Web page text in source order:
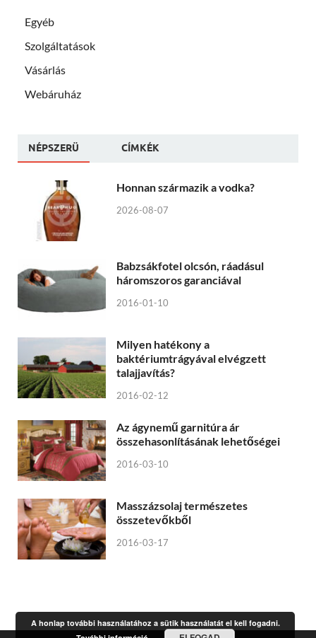
Egyéb
Szolgáltatások
Vásárlás
Webáruház
NÉPSZERÜ CÍMKÉK
Honnan származik a vodka?
2026-08-07
Babzsákfotel olcsón, ráadásul
háromszoros garanciával
2016-01-10
Milyen hatékony a
baktériumtrágyával elvégzett
talajjavítás?
2016-02-12
Az ágynemű garnitúra ár
összehasonlításának lehetőségei
2016-03-10
Masszázsolaj természetes
összetevőkből
2016-03-17
A honlap további használatához a sütik használatát el kell fogadni.